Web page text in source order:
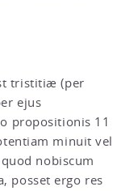
tristitiæ (per
ejus
propositionis 11
minuit vel
nobiscum
posset ergo res